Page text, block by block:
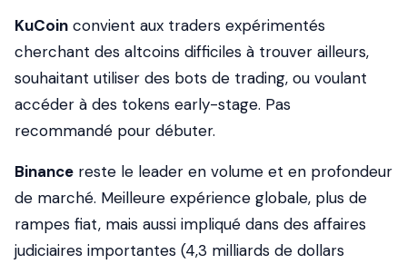
KuCoin convient aux traders expérimentés
cherchant des altcoins difficiles à trouver ailleurs,
souhaitant utiliser des bots de trading, ou voulant
accéder à des tokens early-stage. Pas
recommandé pour débuter.
Binance reste le leader en volume et en profondeur
de marché. Meilleure expérience globale, plus de
rampes fiat, mais aussi impliqué dans des affaires
judiciaires importantes (4,3 milliards de dollars